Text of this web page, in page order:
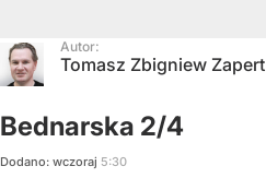
Autor:
Tomasz Zbigniew Zapert
Bednarska 2/4
Dodano: wczoraj 5:30